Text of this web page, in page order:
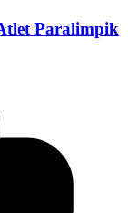
Paralimpik